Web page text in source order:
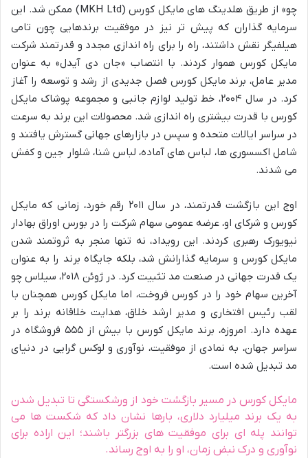
چو» از طریق هلدینگ های مایکل کورس (MKH Ltd) ممکن شد. این
سرمایه گذاران که پیش تر نیز در موفقیت برندهایی چون تامی
هیلفیگر نقش داشتند، راه را برای راه اندازی مجدد و قدرتمند شرکت
مایکل کورس هموار کردند. با انتصاب «جان دی آیدل» به عنوان
مدیر عامل، برند مایکل کورس فصل جدیدی از رشد و توسعه را آغاز
کرد. در سال ۲۰۰۴، خط تولید لوازم جانبی و مجموعه پوشاک مایکل
کورس با قدرت بیشتری راه اندازی شد. محصولات این برند به سرعت
در سراسر ایالات متحده و سپس در بازارهای جهانی گسترش یافتند و
شامل اکسسوری ها، لباس های آماده، لباس شنا، شلوار جین و کفش
می شدند.
اوج این بازگشت قدرتمند، در سال ۲۰۱۱ رقم خورد، زمانی که مایکل
کورس و شرکای او، عرضه عمومی سهام شرکت را در بورس اوراق بهادار
نیویورک رهبری کردند. این رویداد، نه تنها منجر به ثروتمند شدن
مایکل کورس و سرمایه گذارانش شد، بلکه جایگاه برند را به عنوان
یک قدرت جهانی در صنعت مد تثبیت کرد. در ژوئن ۲۰۱۸، سیلاس چو
آخرین سهام خود را در کورس فروخت، اما مایکل کورس همچنان با
لقب رئیس افتخاری و مدیر ارشد خلاق، هدایت خلاقانه برند را بر
عهده دارد. امروزه، برند مایکل کورس با بیش از ۵۵۵ فروشگاه در
سراسر جهان، به نمادی از موفقیت، نوآوری و لوکس گرایی در دنیای
مد تبدیل شده است.
مایکل کورس در مسیر بازگشت خود از ورشکستگی تا تبدیل شدن
به یک برند میلیارد دلاری، بارها نشان داد که شکست ها می
توانند پله ای برای موفقیت های بزرگتر باشند؛ این اراده برای
نوآوری و درک نبض زمان، او را به اوج رساند.